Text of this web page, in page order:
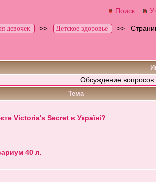
Поиск
девочек >> Детское здоровье >>
Обсуждение вопросов
Тема
Victoria's Secret в Україні?
40 л.